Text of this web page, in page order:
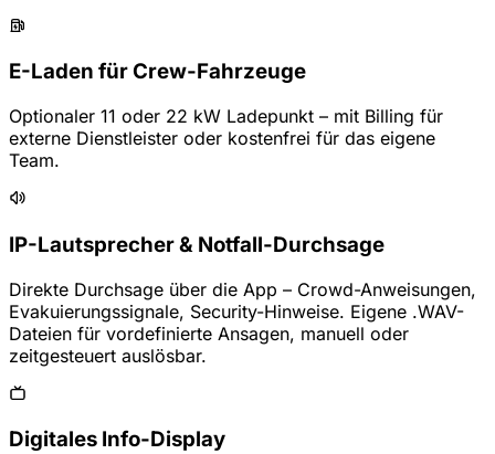
E-Laden für Crew-Fahrzeuge
Optionaler 11 oder 22 kW Ladepunkt – mit Billing für
externe Dienstleister oder kostenfrei für das eigene
Team.
IP-Lautsprecher & Notfall-Durchsage
Direkte Durchsage über die App – Crowd-Anweisungen,
Evakuierungssignale, Security-Hinweise. Eigene .WAV-
Dateien für vordefinierte Ansagen, manuell oder
zeitgesteuert auslösbar.
Digitales Info-Display